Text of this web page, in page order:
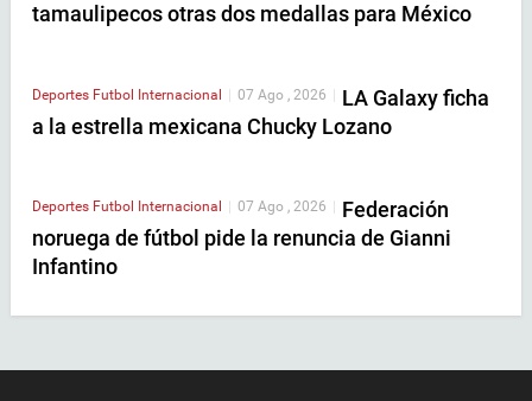
tamaulipecos otras dos medallas para México
Deportes Futbol Internacional | 07 Ago , 2026 | LA Galaxy ficha
a la estrella mexicana Chucky Lozano
Deportes Futbol Internacional 07 Ago , 2026
Federación
noruega de fútbol pide la renuncia de Gianni
Infantino